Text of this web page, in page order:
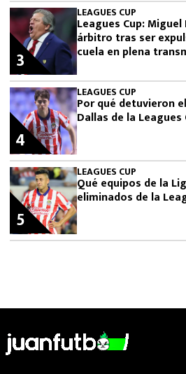
LEAGUES CUP
Leagues Cup:
árbitro tras ser
cuela en plena
3
LEAGUES CUP
Por qué detuvieron
Dallas de la Leagues
4
LEAGUES CUP
Qué equipos de la
eliminados de la
5